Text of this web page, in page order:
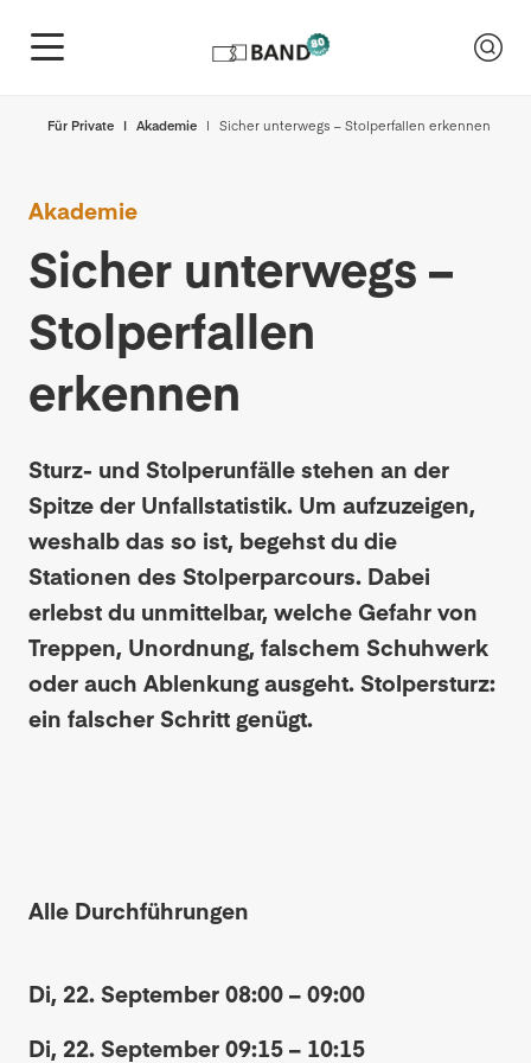
Für Private Akademie Sicher unterwegs – Stolperfallen erkennen
Akademie
Sicher unterwegs –
Stolperfallen
erkennen
Sturz- und Stolperunfälle stehen an der
Spitze der Unfallstatistik. Um aufzuzeigen,
weshalb das so ist, begehst du die
Stationen des Stolperparcours. Dabei
erlebst du unmittelbar, welche Gefahr von
Treppen, Unordnung, falschem Schuhwerk
oder auch Ablenkung ausgeht. Stolpersturz:
ein falscher Schritt genügt.
Alle Durchführungen
Di, 22. September 08:00 – 09:00
Di, 22. September 09:15 – 10:15